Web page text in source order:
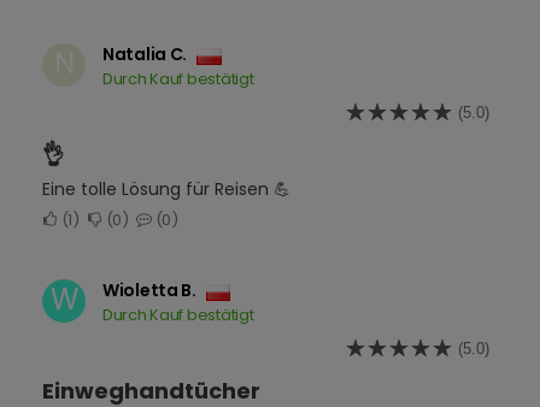
Natalia C.
Durch Kauf bestätigt
(5.0)
👌
Eine tolle Lösung für Reisen 💪
1 0 0
W Wioletta B.
Durch Kauf bestätigt
(5.0)
Einweghandtücher